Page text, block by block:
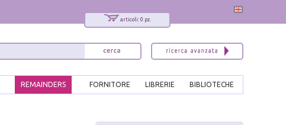
articoli: 0 pz.
BIBLIOTECHE
LIBRERIE
FORNITORE
REMAINDERS
x